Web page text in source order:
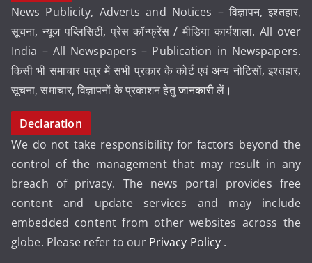
News Publicity, Adverts and Notices – विज्ञापन, इश्तहार,
सूचना, न्यूज पब्लिसिटी, प्रेस कॉन्फ्रेंस / मीडिया कार्यशाला. All over
India – All Newspapers – Publication in Newspapers.
किसी भी समाचार पत्र में सभी प्रकार के कोर्ट एवं अन्य नोटिसों, इश्तहार,
सूचना, समाचार, विज्ञापनों के प्रकाशन हेतुजानकारीलें।
Declaration
We do not take responsibility for factors beyond the
control of the management that may result in any
breach of privacy. The news portal provides free
content and update services and may include
embedded content from other websites across the
globe. Please refer to our Privacy Policy .